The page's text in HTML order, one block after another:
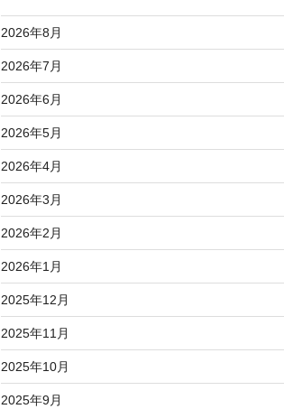
2026年8月
2026年7月
2026年6月
2026年5月
2026年4月
2026年3月
2026年2月
2026年1月
2025年12月
2025年11月
2025年10月
2025年9月